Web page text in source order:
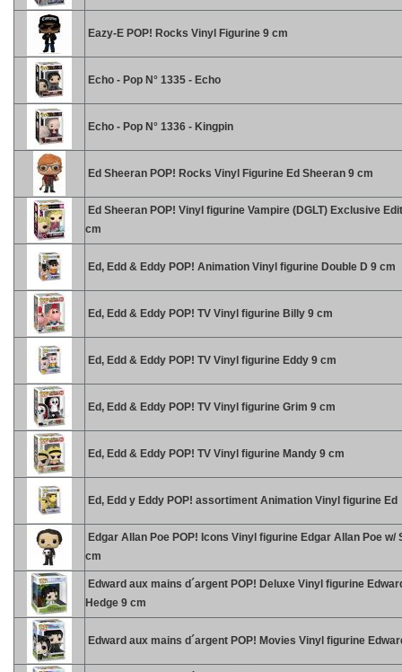
Eazy-E POP! Rocks Vinyl Figurine 9 cm
Echo - Pop N° 1335 - Echo
Echo - Pop N° 1336 - Kingpin
Ed Sheeran POP! Rocks Vinyl Figurine Ed Sheeran 9 cm
Ed Sheeran POP! Vinyl figurine Vampire (DGLT) Exclusive
cm
Ed, Edd & Eddy POP! Animation Vinyl figurine Double D 9 cm
Ed, Edd & Eddy POP! TV Vinyl figurine Billy 9 cm
Ed, Edd & Eddy POP! TV Vinyl figurine Eddy 9 cm
Ed, Edd & Eddy POP! TV Vinyl figurine Grim 9 cm
Ed, Edd & Eddy POP! TV Vinyl figurine Mandy 9 cm
Ed, Edd y Eddy POP! assortiment Animation Vinyl figurine Ed
Edgar Allan Poe POP! Icons Vinyl figurine Edgar Allan Poe w/
cm
Edward aux mains d´argent POP! Deluxe Vinyl figurine
Hedge 9 cm
Edward aux mains d´argent POP! Movies Vinyl figurine